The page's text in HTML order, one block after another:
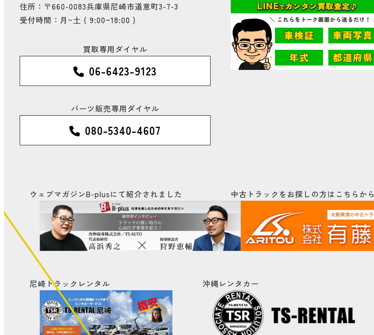
住所：〒660-0083兵庫県尼崎市道意町3-7-3
受付時間：月~土 ( 9:00~18:00 )
買取専用ダイヤル
06-6423-9123
パーツ販売専用ダイヤル
080-5340-4607
ウェブマガジンB-plusにて紹介されました 中古トラックをお探しの方はこちらから
尼崎トラックレンタル 沖縄レンタカー